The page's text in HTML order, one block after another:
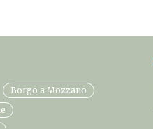
Borgo a Mozzano